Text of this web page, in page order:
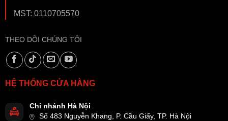
MST: 0110705570
THEO DÕI CHÚNG TÔI
HỆ THỐNG CỬA HÀNG
Chi nhánh Hà Nội
Số 483 Nguyễn Khang, P. Cầu Giấy, TP. Hà Nội